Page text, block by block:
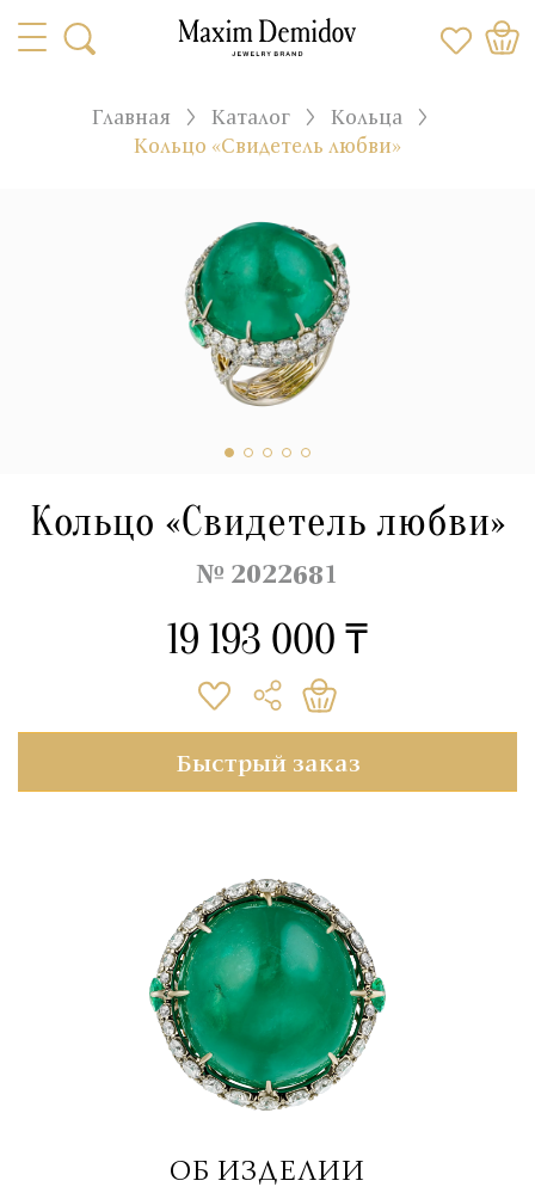
Главная Каталог
Кольца
Кольцо «Свидетель любви»
Кольцо «Свидетель любви»
№ 2022681
19 193 000 ₸
Быстрый заказ
ОБ ИЗДЕЛИИ